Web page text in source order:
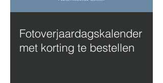
Fotoverjaardagskalender
met korting te bestellen